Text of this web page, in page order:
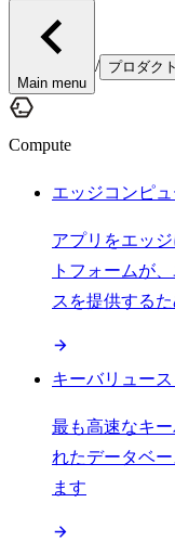
Main menu
/ プロダクト
Compute
エッジコンピ
アプリをエッ
トフォームが
スを提供する
キーバリュー
最も高速なキ
れたデータベ
ます